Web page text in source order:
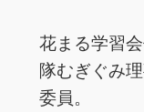
花まる学習
隊むぎぐみ
委員。